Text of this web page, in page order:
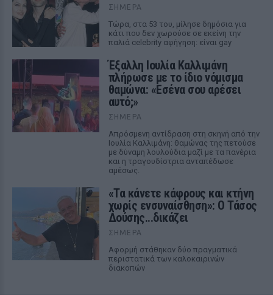
ΣΉΜΕΡΑ
Τώρα, στα 53 του, μίλησε δημόσια για
κάτι που δεν χωρούσε σε εκείνη την
παλιά celebrity αφήγηση: είναι gay
Έξαλλη Ιουλία Καλλιμάνη
πλήρωσε με το ίδιο νόμισμα
θαμώνα: «Εσένα σου αρέσει
αυτό;»
ΣΉΜΕΡΑ
Απρόσμενη αντίδραση στη σκηνή από την
Ιουλία Καλλιμάνη: θαμώνας της πετούσε
με δύναμη λουλούδια μαζί με τα πανέρια
και η τραγουδίστρια ανταπέδωσε
αμέσως.
«Τα κάνετε κάφρους και κτήνη
χωρίς ενσυναίσθηση»: Ο Τάσος
Δούσης...δικάζει
ΣΉΜΕΡΑ
Αφορμή στάθηκαν δύο πραγματικά
περιστατικά των καλοκαιρινών
διακοπών